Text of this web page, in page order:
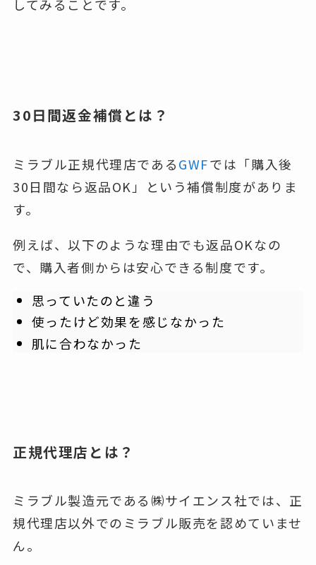
してみることです。
30日間返金補償とは？
ミラブル正規代理店であるGWFでは 「購入後
30日間なら返品OK」
という補償制度がありま
す。
例えば、以下のような理由でも返品OKなの
で、購入者側からは安心できる制度です。
思っていたのと違う
使ったけど効果を感じなかった
肌に合わなかった
正規代理店とは？
ミラブル製造元である㈱サイエンス社では、正
規代理店以外でのミラブル販売を認めていませ
ん。